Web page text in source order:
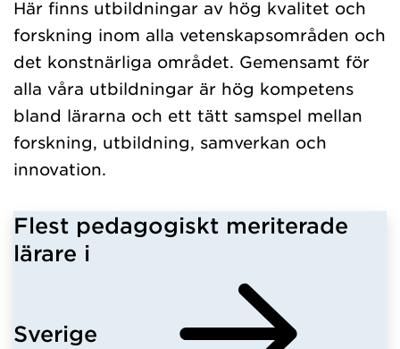
Här finns utbildningar av hög kvalitet och
forskning inom alla vetenskapsområden och
det konstnärliga området. Gemensamt för
alla våra utbildningar är hög kompetens
bland lärarna och ett tätt samspel mellan
forskning, utbildning, samverkan och
innovation.
Flest pedagogiskt meriterade
lärare i
Sverige